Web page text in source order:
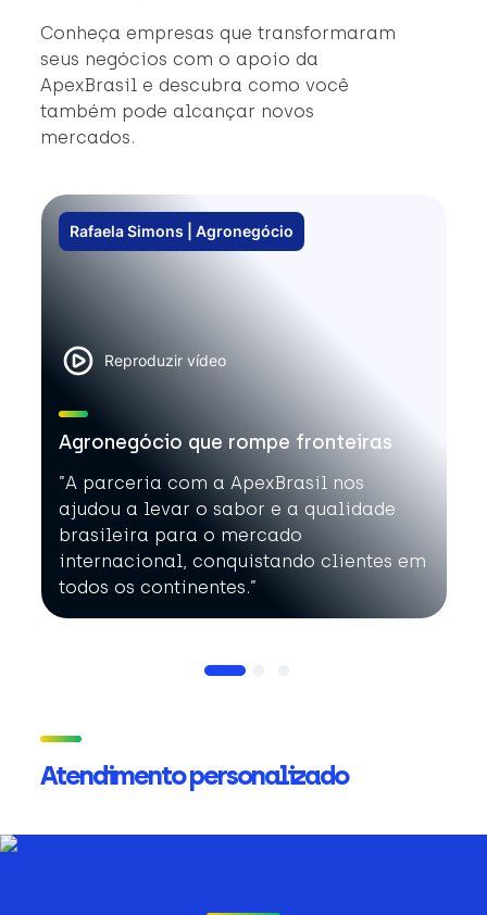
Conheça empresas que transformaram
seus negócios com o apoio da
ApexBrasil e descubra como você
também pode alcançar novos
mercados.
Rafaela Simons | Agronegócio
Reproduzir vídeo
Agronegócio que rompe fronteiras
”A parceria com a ApexBrasil nos
ajudou a levar o sabor e a qualidade
brasileira para o mercado
internacional, conquistando clientes em
todos os continentes.”
Atendimento personalizado